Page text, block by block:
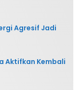
Agresif Jadi
Aktifkan Kembali